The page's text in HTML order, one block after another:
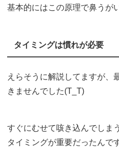
基本的にはこの原理で鼻うが
タイミングは慣れが必要
えらそうに解説してますが、
きませんでした(T_T)
すぐにむせて咳き込んでしま
タイミングが重要だったんで